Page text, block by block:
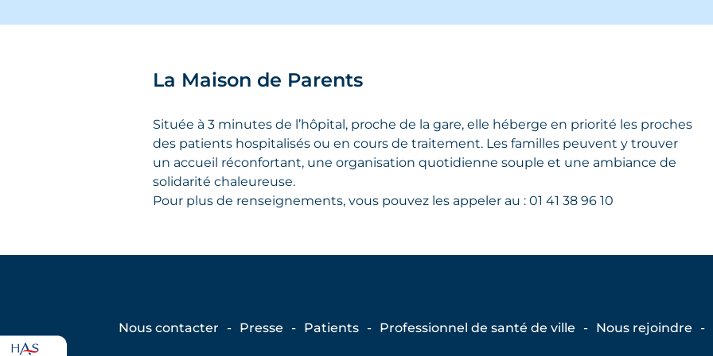
La Maison de Parents
Située à 3 minutes de l’hôpital, proche de la gare, elle héberge en priorité les proches
des patients hospitalisés ou en cours de traitement. Les familles peuvent y trouver
un accueil réconfortant, une organisation quotidienne souple et une ambiance de
solidarité chaleureuse.
Pour plus de renseignements, vous pouvez les appeler au : 01 41 38 96 10
Nous contacter Presse Patients Professionnel de santé de ville Nous rejoindre